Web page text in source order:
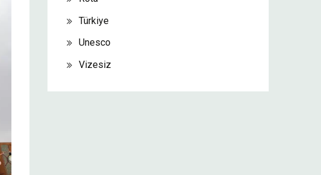
Türkiye
Unesco
Vizesiz